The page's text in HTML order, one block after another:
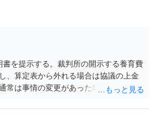
書を提示する。裁判所の開示する養育費
、算定表から外れる場合は協議の上金
常は事情の変更があった場合に変更し
方協議の上増減出来る」と「通知義務